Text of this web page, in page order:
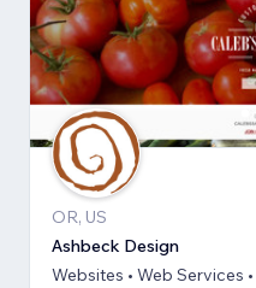
OR, US
Ashbeck Design
Websites • Web Services